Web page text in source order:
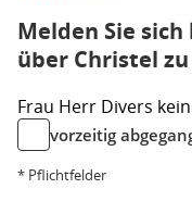
Melden Sie
über Christel
Frau Herr Divers
vorzeitig
* Pflichtfelder